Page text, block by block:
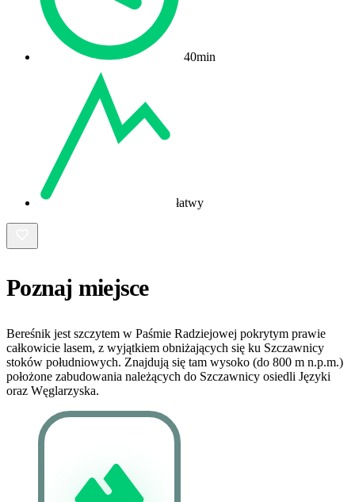
40min
łatwy
Poznaj miejsce
Bereśnik jest szczytem w Paśmie Radziejowej pokrytym prawie
całkowicie lasem, z wyjątkiem obniżających się ku Szczawnicy
stoków południowych. Znajdują się tam wysoko (do 800 m n.p.m.)
położone zabudowania należących do Szczawnicy osiedli Języki
oraz Węglarzyska.